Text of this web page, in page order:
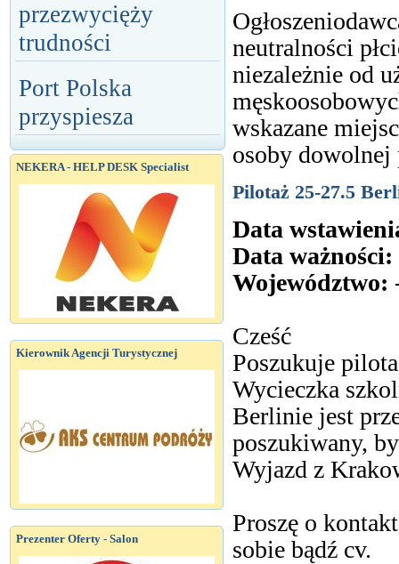
przezwycięży
trudności
Port Polska
przyspiesza
NEKERA - HELP DESK Specialist
Kierownik Agencji Turystycznej
Prezenter Oferty - Salon
neutralności
niezależnie od
wskazane
osoby dowolnej
Pilotaż 25-27.5
Data
Data ważności:
Województwo:
Cześć
Poszukuje
Wycieczka
Berlinie jest
poszukiwany,
Wyjazd z
Proszę o
sobie bądź cv.